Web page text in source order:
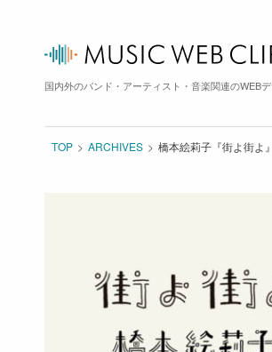
国内外のバンド・アーティスト・音楽関連のWEB
TOP ARCHIVES 橋本絵莉子『街よ街よ